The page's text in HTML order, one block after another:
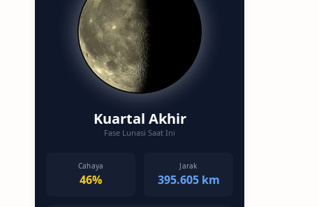
Kuartal Akhir
Fase Lunasi Saat Ini
Cahaya
46%
Jarak
395.605 km